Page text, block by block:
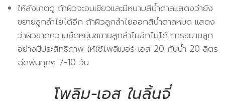
ให้สังเกตดู ถ้าผิวจะอมเขียวและมีหนามสีน้ำตาลแสดงว่ายัง
ขยายลูกลำไยได้อีก ถ้าผิวลูกลำไยออกสีน้ำตาลหมด แสดง
ว่าผิวขาดความยืดหยุ่นขยายลูกลำไยอีกไม่ได้ การขยายลูก
อย่างมีประสิทธิภาพ ให้ใช้โพลิเมอร์-เอส 20 กับน้ำ 20 ลิตร
ฉีดพ่นทุกๆ 7-10 วัน
โพลิม-เอส ในลิ้นจี่